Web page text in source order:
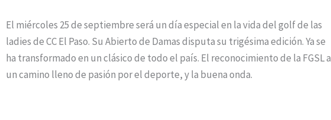
El miércoles 25 de septiembre será un día especial en la vida del golf de las
ladies de CC El Paso. Su Abierto de Damas disputa su trigésima edición. Ya se
ha transformado en un clásico de todo el país. El reconocimiento de la FGSL a
un camino lleno de pasión por el deporte, y la buena onda.